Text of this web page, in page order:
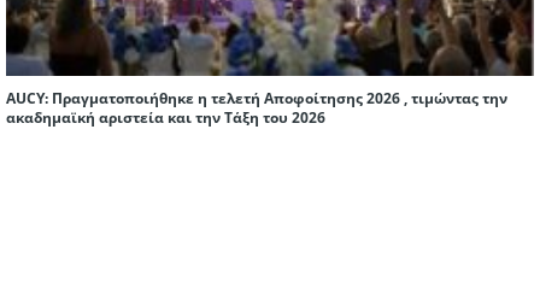
AUCY: Πραγματοποιήθηκε η τελετή Αποφοίτησης 2026 , τιμώντας την
ακαδημαϊκή αριστεία και την Τάξη του 2026